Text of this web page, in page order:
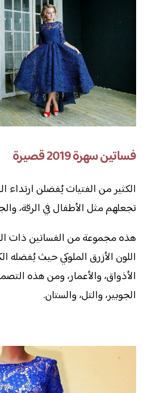
فساتين سهرة 2019 قصيرة
الكثير من الفتيات يُفضلن ارتداء
تجعلهم مثل الأطفال في الرقة،
هذه مجموعة من الفساتين ذات
اللون الأزرق الملوكي حيث يُفضله
الأذواق، والأعمار، ومن هذه
الجوبير، والتل، والستان.